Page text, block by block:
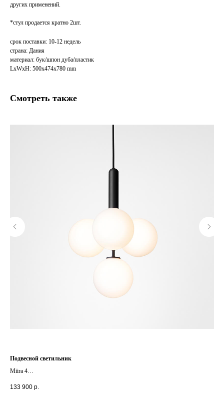
других применений.
*стул продается кратно 2шт.
срок поставки: 10-12 недель
страна: Дания
материал: бук/шпон дуба/пластик
LxWxH: 500x474x780 mm
Смотреть также
Подвесной светильник
Miira 4
133 900 р.